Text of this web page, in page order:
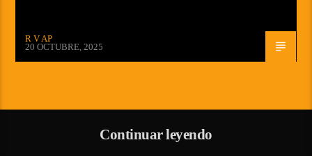
R V AP
20 OCTUBRE, 2025
Continuar leyendo